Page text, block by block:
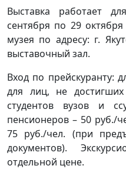
Выставка работает
сентября по 29
музея по адресу: г.
выставочный зал.
Вход по прейскуранту:
для лиц, не
студентов вузов и
пенсионеров – 50 руб./
75 руб./чел. (при
документов).
отдельной цене.